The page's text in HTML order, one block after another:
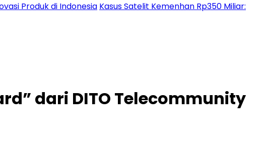
Produk di Indonesia Kasus Satelit Kemenhan Rp350 Miliar:
dari DITO Telecommunity